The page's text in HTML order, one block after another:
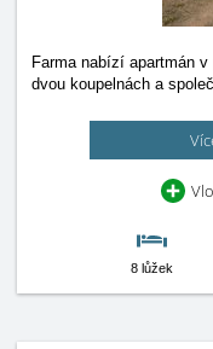
Farma nabízí apartmán
dvou koupelnách a
8 lůžek